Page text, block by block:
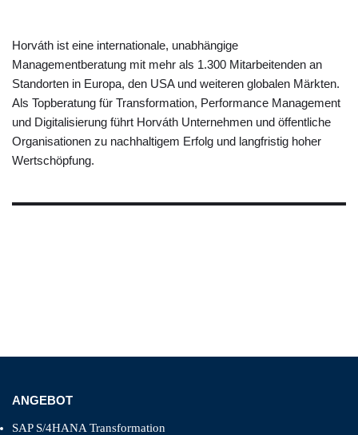
Horváth ist eine internationale, unabhängige
Managementberatung mit mehr als 1.300 Mitarbeitenden an
Standorten in Europa, den USA und weiteren globalen Märkten.
Als Topberatung für Transformation, Performance Management
und Digitalisierung führt Horváth Unternehmen und öffentliche
Organisationen zu nachhaltigem Erfolg und langfristig hoher
Wertschöpfung.
ANGEBOT
SAP S/4HANA Transformation